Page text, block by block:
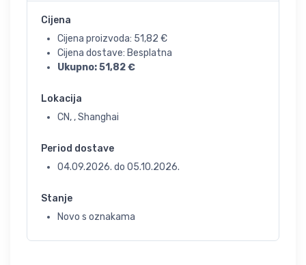
Cijena
Cijena proizvoda: 51,82 €
Cijena dostave: Besplatna
Ukupno:51,82€
Lokacija
CN, , Shanghai
Period dostave
04.09.2026. do 05.10.2026.
Stanje
Novo s oznakama